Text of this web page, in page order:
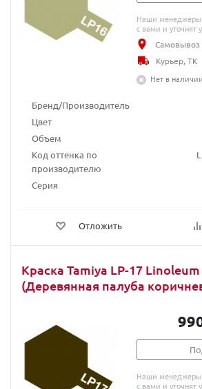
Бренд/Производитель
Цвет
Объем
Код оттенка по
производителю
Серия
Отложить
Наши менеджеры
с вами и уточнят
Самовывоз
Курьер, ТК
Нет в наличии
Краска Tamiya LP-17
(Деревянная палуба
Наши менеджеры
с вами и уточнят